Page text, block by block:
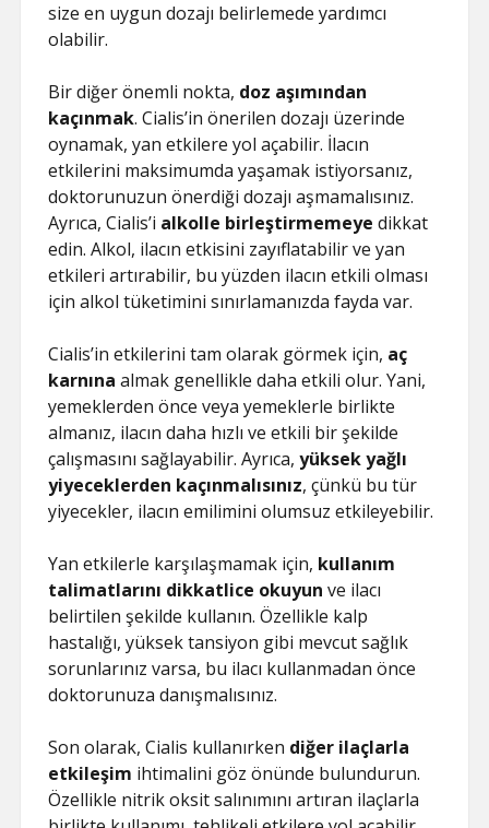
size en uygun dozajı belirlemede yardımcı
olabilir.
Bir diğer önemli nokta, doz aşımından
kaçınmak. Cialis’in önerilen dozajı üzerinde
oynamak, yan etkilere yol açabilir. İlacın
etkilerini maksimumda yaşamak istiyorsanız,
doktorunuzun önerdiği dozajı aşmamalısınız.
Ayrıca, Cialis’i alkolle birleştirmemeye dikkat
edin. Alkol, ilacın etkisini zayıflatabilir ve yan
etkileri artırabilir, bu yüzden ilacın etkili olması
için alkol tüketimini sınırlamanızda fayda var.
Cialis’in etkilerini tam olarak görmek için, aç
karnına almak genellikle daha etkili olur. Yani,
yemeklerden önce veya yemeklerle birlikte
almanız, ilacın daha hızlı ve etkili bir şekilde
çalışmasını sağlayabilir. Ayrıca,yüksek yağlı
yiyeceklerden kaçınmalısınız, çünkü bu tür
yiyecekler, ilacın emilimini olumsuz etkileyebilir.
Yan etkilerle karşılaşmamak için, kullanım
talimatlarını dikkatlice okuyun ve ilacı
belirtilen şekilde kullanın. Özellikle kalp
hastalığı, yüksek tansiyon gibi mevcut sağlık
sorunlarınız varsa, bu ilacı kullanmadan önce
doktorunuza danışmalısınız.
Son olarak, Cialis kullanırken diğer ilaçlarla
etkileşim ihtimalini göz önünde bulundurun.
Özellikle nitrik oksit salınımını artıran ilaçlarla